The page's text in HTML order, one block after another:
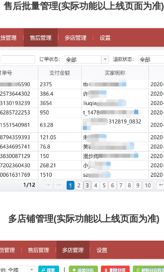
售后批量管理(实际功能以上线页面为准)
多店铺管理(实际功能以上线页面为准)